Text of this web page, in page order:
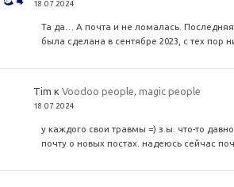
18.07.2024
Та да… А почта и не ломалась.
была сделана в сентябре 2023, с тех пор
Tim кVoodoo people, magic people
18.07.2024
у каждого свои травмы =) з.ы. что-то
почту о новых постах. надеюсь сейчас